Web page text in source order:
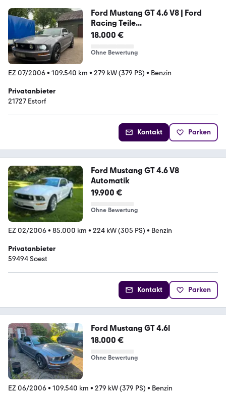
Ford Mustang GT 4.6 V8 | Ford
Racing Teile...
18.000 €
Ohne Bewertung
EZ 07/2006• 109.540 km • 279 kW (379 PS) • Benzin
Privatanbieter
21727 Estorf
Kontakt Parken
Ford Mustang GT 4.6 V8
Automatik
19.900 €
Ohne Bewertung
EZ 02/2006• 85.000 km • 224 kW (305 PS) • Benzin
Privatanbieter
59494 Soest
Kontakt Parken
Ford Mustang GT 4.6l
18.000 €
Ohne Bewertung
EZ 06/2006• 109.540 km • 279 kW (379 PS) • Benzin